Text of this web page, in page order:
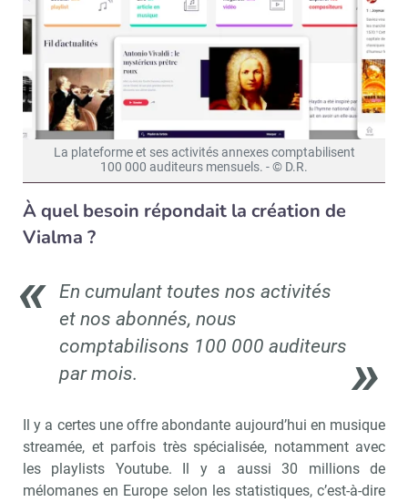
La plateforme et ses activités annexes comptabilisent
100 000 auditeurs mensuels. - © D.R.
À quel besoin répondait la création de
Vialma ?
En cumulant toutes nos activités
et nos abonnés, nous
comptabilisons 100 000 auditeurs
par mois.
Il y a certes une offre abondante aujourd’hui en musique
streamée, et parfois très spécialisée, notamment avec
les playlists Youtube. Il y a aussi 30 millions de
mélomanes en Europe selon les statistiques, c’est-à-dire